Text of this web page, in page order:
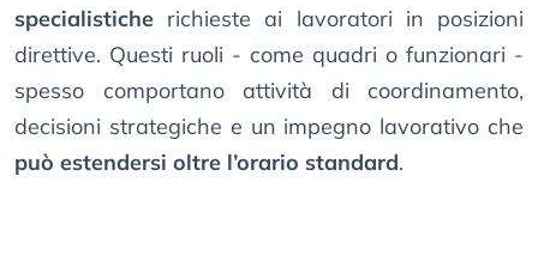
specialistiche richieste ai lavoratori in posizioni
direttive. Questi ruoli - come quadri o funzionari -
spesso comportano attività di coordinamento,
decisioni strategiche e un impegno lavorativo che
può estendersi oltre l’orario standard.